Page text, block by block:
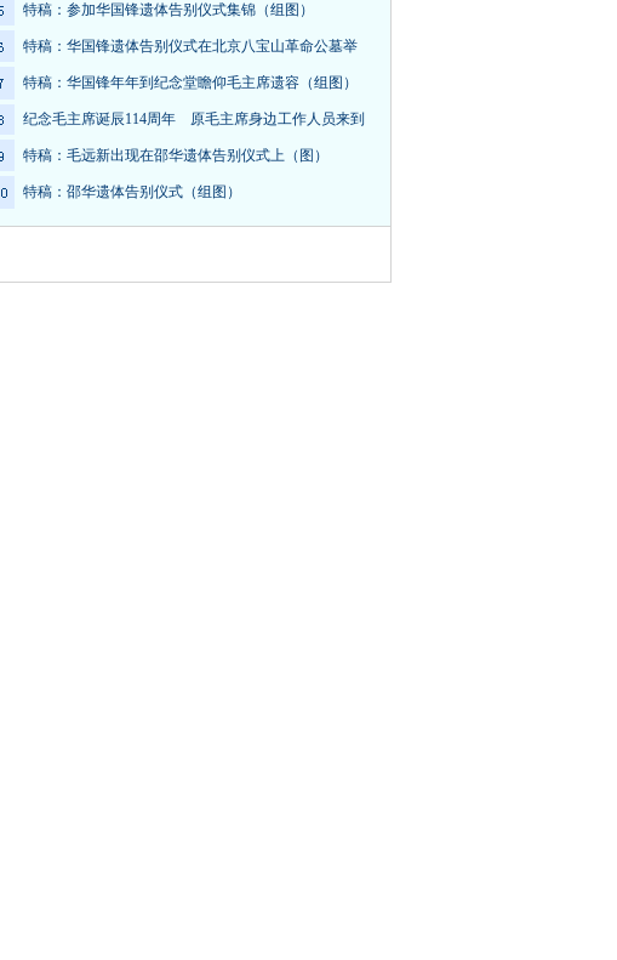
特稿：参加华国锋遗体告别仪式集锦（组图）
特稿：华国锋遗体告别仪式在北京八宝山革命公墓举
特稿：华国锋年年到纪念堂瞻仰毛主席遗容（组图）
纪念毛主席诞辰114周年 原毛主席身边工作人员来到
特稿：毛远新出现在邵华遗体告别仪式上（图）
特稿：邵华遗体告别仪式（组图）